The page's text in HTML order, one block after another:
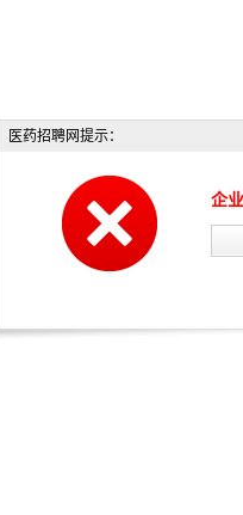
医药招聘网提示：
企